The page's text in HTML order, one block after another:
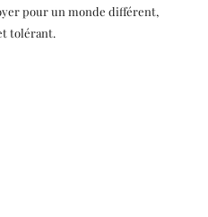
pour un monde différent,
tolérant.